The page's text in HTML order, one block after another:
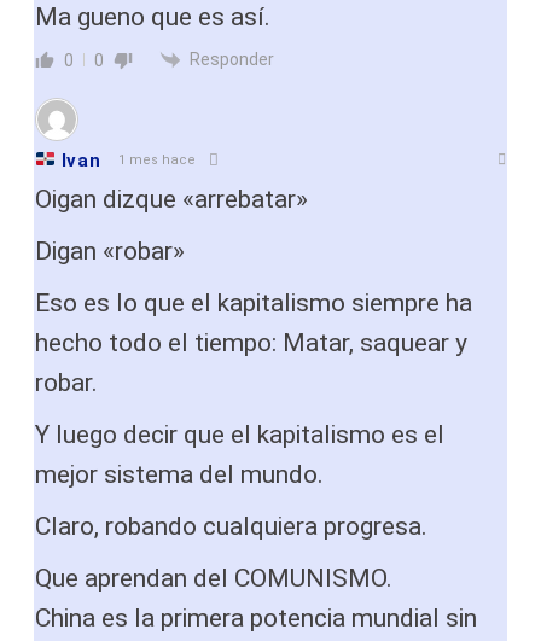
Ma gueno que es así.
0 0 Responder
Ivan 1 mes hace
Oigan dizque «arrebatar»
Digan «robar»
Eso es lo que el kapitalismo siempre ha
hecho todo el tiempo: Matar, saquear y
robar.
Y luego decir que el kapitalismo es el
mejor sistema del mundo.
Claro, robando cualquiera progresa.
Que aprendan del COMUNISMO.
China es la primera potencia mundial sin